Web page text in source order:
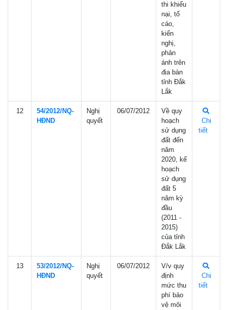
thi khiếu
nại, tố
cáo,
kiến
nghị,
phản
ánh trên
địa bàn
tỉnh Đắk
Lắk
12
54/2012/NQ-
HÐND
Nghị
quyết
06/07/2012
Về quy
hoạch
sử dụng
đất đến
năm
2020, kế
hoạch
sử dụng
đất 5
năm kỳ
đầu
(2011 -
2015)
của tỉnh
Đắk Lắk
Chi
tiết
13
53/2012/NQ-
HÐND
Nghị
quyết
06/07/2012
V/v quy
định
mức thu
phí bảo
vệ môi
Chi
tiết